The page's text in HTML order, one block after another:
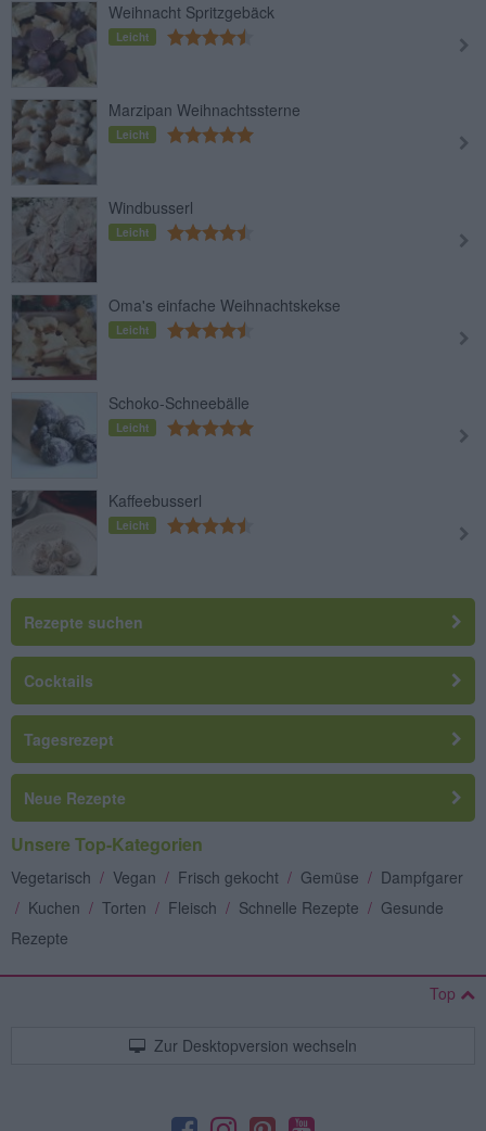
Weihnacht Spritzgebäck
Leicht
Marzipan Weihnachtssterne
Leicht
Windbusserl
Leicht
Oma's einfache Weihnachtskekse
Leicht
Schoko-Schneebälle
Leicht
Kaffeebusserl
Leicht
Rezepte suchen
Cocktails
Tagesrezept
Neue Rezepte
Unsere Top-Kategorien
Vegetarisch / Vegan / Frisch gekocht / Gemüse / Dampfgarer
/ Kuchen / Torten / Fleisch / Schnelle Rezepte / Gesunde
Rezepte
Top
Zur Desktopversion wechseln